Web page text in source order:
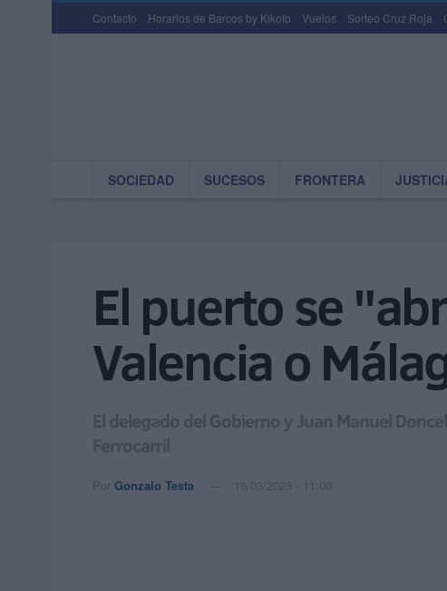
Contacto Horarios de Barcos by Kikoto Vuelos Sorteo Cruz Roja
SOCIEDAD SUCESOS FRONTERA
El puerto se
Valencia o
El delegado del Gobierno y Juan Manuel
Ferrocarril
Por Gonzalo Testa 16/03/2023 - 11:00